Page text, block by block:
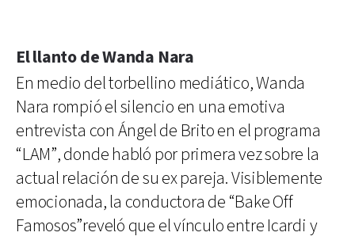
El llanto de Wanda Nara
En medio del torbellino mediático, Wanda
Nara rompió el silencio en una emotiva
entrevista con Ángel de Brito en el programa
“LAM”, donde habló por primera vez sobre la
actual relación de su ex pareja. Visiblemente
emocionada, la conductora de “Bake Off
Famosos”reveló que el vínculo entre Icardi y